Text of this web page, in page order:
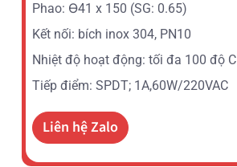
Phao: ϴ41 x 150 (SG: 0.65)
Kết nối: bích inox 304, PN10
Nhiệt độ hoạt động: tối đa 100 độ C
Tiếp điểm: SPDT; 1A,60W/220VAC
Liên hệ Zalo